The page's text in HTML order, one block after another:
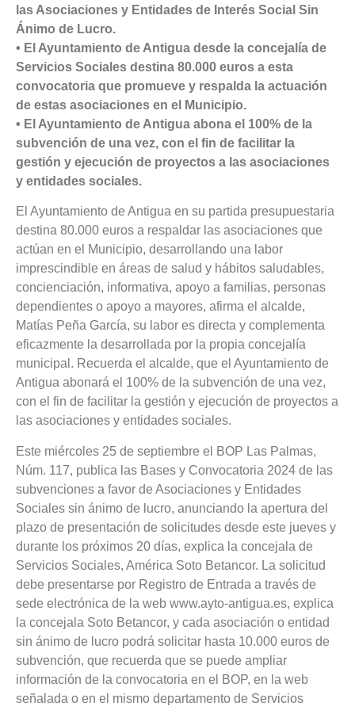
las Asociaciones y Entidades de Interés Social Sin
Ánimo de Lucro.
• El Ayuntamiento de Antigua desde la concejalía de
Servicios Sociales destina 80.000 euros a esta
convocatoria que promueve y respalda la actuación
de estas asociaciones en el Municipio.
• El Ayuntamiento de Antigua abona el 100% de la
subvención de una vez, con el fin de facilitar la
gestión y ejecución de proyectos a las asociaciones
y entidades sociales.
El Ayuntamiento de Antigua en su partida presupuestaria
destina 80.000 euros a respaldar las asociaciones que
actúan en el Municipio, desarrollando una labor
imprescindible en áreas de salud y hábitos saludables,
concienciación, informativa, apoyo a familias, personas
dependientes o apoyo a mayores, afirma el alcalde,
Matías Peña García, su labor es directa y complementa
eficazmente la desarrollada por la propia concejalía
municipal. Recuerda el alcalde, que el Ayuntamiento de
Antigua abonará el 100% de la subvención de una vez,
con el fin de facilitar la gestión y ejecución de proyectos a
las asociaciones y entidades sociales.
Este miércoles 25 de septiembre el BOP Las Palmas,
Núm. 117, publica las Bases y Convocatoria 2024 de las
subvenciones a favor de Asociaciones y Entidades
Sociales sin ánimo de lucro, anunciando la apertura del
plazo de presentación de solicitudes desde este jueves y
durante los próximos 20 días, explica la concejala de
Servicios Sociales, América Soto Betancor. La solicitud
debe presentarse por Registro de Entrada a través de
sede electrónica de la web www.ayto-antigua.es, explica
la concejala Soto Betancor, y cada asociación o entidad
sin ánimo de lucro podrá solicitar hasta 10.000 euros de
subvención, que recuerda que se puede ampliar
información de la convocatoria en el BOP, en la web
señalada o en el mismo departamento de Servicios